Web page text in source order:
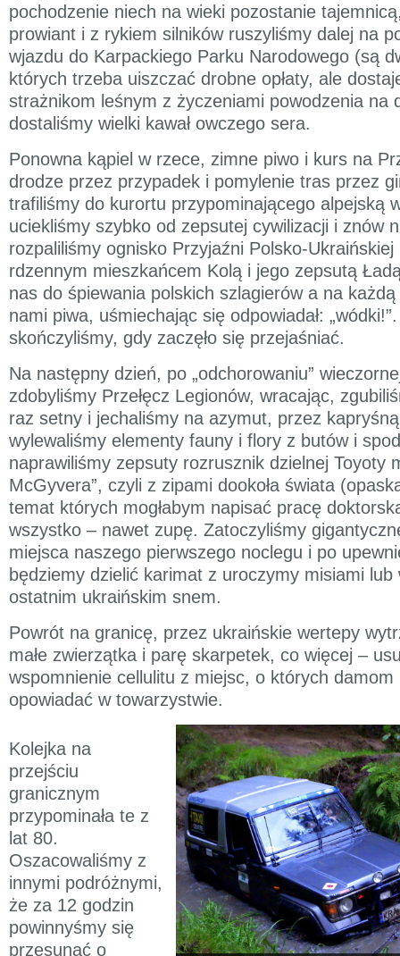
pochodzenie niech na wieki pozostanie
prowiant i z rykiem silników ruszyliśmy dalej na
wjazdu do Karpackiego Parku Narodowego (są
których trzeba uiszczać drobne opłaty, ale
strażnikom leśnym z życzeniami powodzenia na
dostaliśmy wielki kawał owczego sera.
Ponowna kąpiel w rzece, zimne piwo i kurs na
drodze przez przypadek i pomylenie tras przez
trafiliśmy do kurortu przypominającego alpejską
uciekliśmy szybko od zepsutej cywilizacji i znów
rozpaliliśmy ognisko Przyjaźni Polsko-
rdzennym mieszkańcem Kolą i jego zepsutą
nas do śpiewania polskich szlagierów a na
nami piwa, uśmiechając się odpowiadał:
skończyliśmy, gdy zaczęło się przejaśniać.
Na następny dzień, po „odchorowaniu”
zdobyliśmy Przełęcz Legionów, wracając,
raz setny i jechaliśmy na azymut, przez
wylewaliśmy elementy fauny i flory z butów i
naprawiliśmy zepsuty rozrusznik dzielnej Toyoty
McGyvera”, czyli z zipami dookoła świata
temat których mogłabym napisać pracę
wszystko – nawet zupę. Zatoczyliśmy
miejsca naszego pierwszego noclegu i po
będziemy dzielić karimat z uroczymy misiami lub
ostatnim ukraińskim snem.
Powrót na granicę, przez ukraińskie wertepy
małe zwierzątka i parę skarpetek, co więcej –
wspomnienie cellulitu z miejsc, o których damom
opowiadać w towarzystwie.
Kolejka na
przejściu
granicznym
przypominała te z
lat 80.
Oszacowaliśmy z
innymi podróżnymi,
że za 12 godzin
powinnyśmy się
przesunąć o